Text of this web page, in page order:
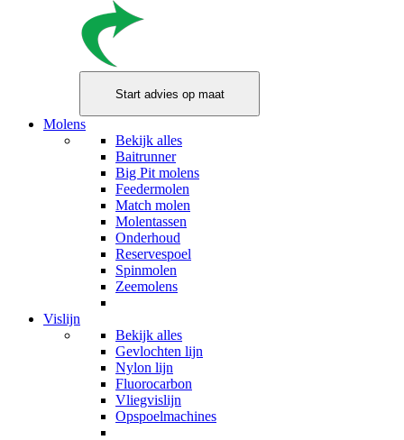
Molens
Bekijk alles
Baitrunner
Big Pit molens
Feedermolen
Match molen
Molentassen
Onderhoud
Reservespoel
Spinmolen
Zeemolens
Vislijn
Bekijk alles
Gevlochten lijn
Nylon lijn
Fluorocarbon
Vliegvislijn
Opspoelmachines